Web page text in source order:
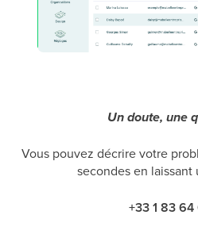
Un doute, une
Vous pouvez décrire votre
secondes en laissant
+33 1 83 64